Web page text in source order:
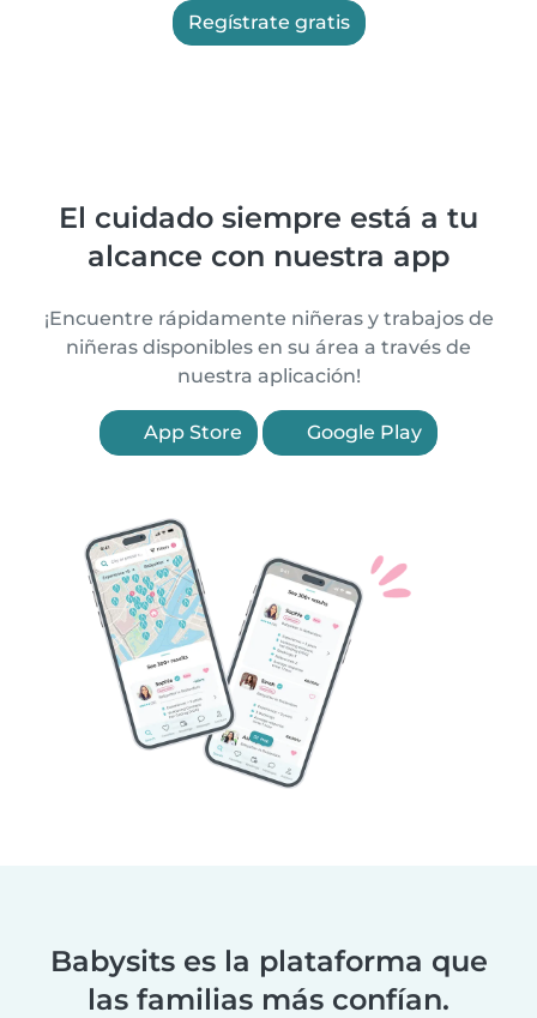
Regístrate gratis
El cuidado siempre está a tu
alcance con nuestra app
¡Encuentre rápidamente niñeras y trabajos de
niñeras disponibles en su área a través de
nuestra aplicación!
App Store Google Play
Babysits es la plataforma que
las familias más confían.